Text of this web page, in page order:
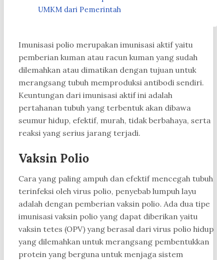
UMKM dari Pemerintah
Imunisasi polio merupakan imunisasi aktif yaitu
pemberian kuman atau racun kuman yang sudah
dilemahkan atau dimatikan dengan tujuan untuk
merangsang tubuh memproduksi antibodi sendiri.
Keuntungan dari imunisasi aktif ini adalah
pertahanan tubuh yang terbentuk akan dibawa
seumur hidup, efektif, murah, tidak berbahaya, serta
reaksi yang serius jarang terjadi.
Vaksin Polio
Cara yang paling ampuh dan efektif mencegah tubuh
terinfeksi oleh virus polio, penyebab lumpuh layu
adalah dengan pemberian vaksin polio. Ada dua tipe
imunisasi vaksin polio yang dapat diberikan yaitu
vaksin tetes (OPV) yang berasal dari virus polio hidup
yang dilemahkan untuk merangsang pembentukkan
protein yang berguna untuk menjaga sistem